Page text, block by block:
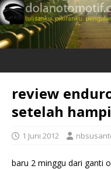
review
setelah
1 Juni 2012
baru 2 minggu dari ganti